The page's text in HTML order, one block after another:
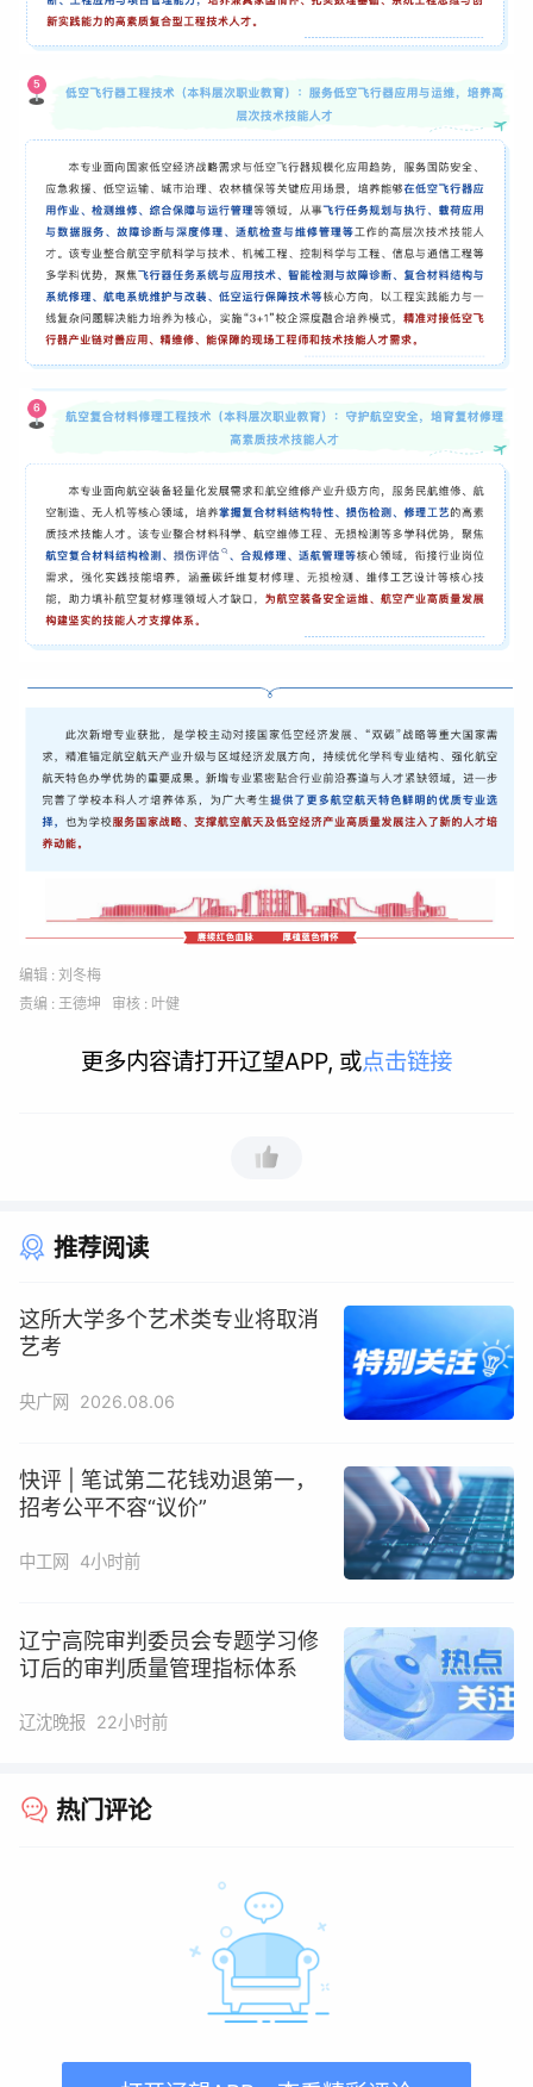
编辑 : 刘冬梅
责编 : 王德坤 审核 : 叶健
更多内容请打开辽望APP, 或点击链接
推荐阅读
这所大学多个艺术类专业将取消
艺考
央广网 2026.08.06
快评 | 笔试第二花钱劝退第一，
招考公平不容“议价”
中工网 4小时前
辽宁高院审判委员会专题学习修
订后的审判质量管理指标体系
辽沈晚报 22小时前
热门评论